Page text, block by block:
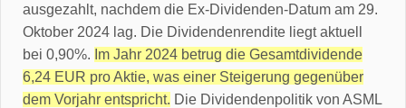
ausgezahlt, nachdem die Ex-Dividenden-Datum am 29.
Oktober 2024 lag. Die Dividendenrendite liegt aktuell
bei 0,90%. Im Jahr 2024 betrug die Gesamtdividende
6,24 EUR pro Aktie, was einer Steigerung gegenüber
dem Vorjahr entspricht. Die Dividendenpolitik von ASML